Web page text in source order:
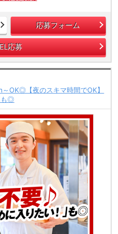
応募フォーム
応募
OK◎【夜のスキマ時間でOK】
も◎